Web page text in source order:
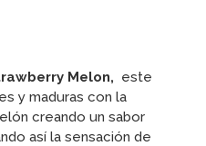
Melon, este
y maduras con la
creando un sabor
así la sensación de